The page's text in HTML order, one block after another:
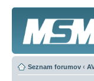
Seznam forumov ‹